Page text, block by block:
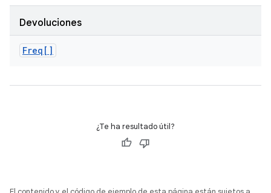
Devoluciones
Freq[]
¿Te ha resultado útil?